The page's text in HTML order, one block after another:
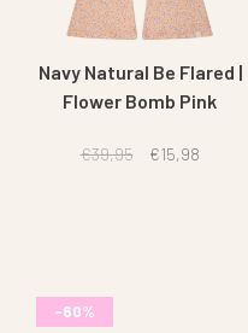
Navy Natural Be Flared |
Flower Bomb Pink
€39,95 €15,98
-60%